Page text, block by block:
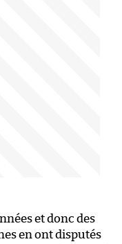
et donc des
en ont disputés